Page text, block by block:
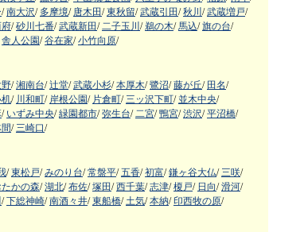
/ 南大沢/ 多摩境/ 唐木田/ 東秋留/ 武蔵引田/ 秋川 / 武蔵増戸/
/ 砂川七番/ 武蔵新田/ 二子玉川 / 鵜の木/ 馬込/ 旗の台/
舎人公園/ 谷在家/ 小竹向原/
/ 湘南台/ 辻堂/ 武蔵小杉/ 本厚木/ 鷺沼/ 藤が丘/ 田名/
/ 川和町/ 岸根公園/ 片倉町/ 三ッ沢下町/ 並木中央/
/ いずみ中央/ 緑園都市/ 弥生台/ 二宮/ 鴨宮/ 渋沢/ 平沼橋/
/ 三崎口/
/ 東松戸/ みのり台/ 常盤平/ 五香/ 初富/ 鎌ヶ谷大仏/ 三咲/
かの森/ 湖北/ 布佐/ 塚田/ 西千葉/ 志津/ 榎戸/ 日向/ 滑河/
/ 下総神崎/ 南酒々井/ 東船橋/ 土気/ 本納/ 印西牧の原/